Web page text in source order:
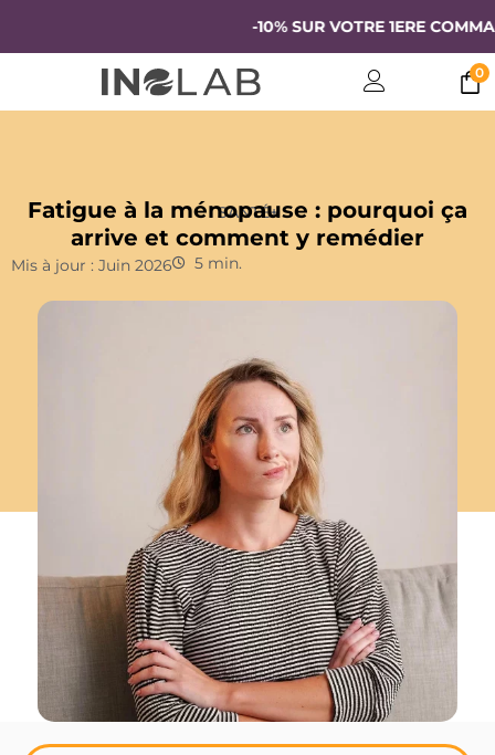
-10% SUR VOTRE 1ERE COMMANDE
0
SANTÉ+
Fatigue à la ménopause : pourquoi ça
arrive et comment y remédier
Mis à jour : Juin 2026 5 min.